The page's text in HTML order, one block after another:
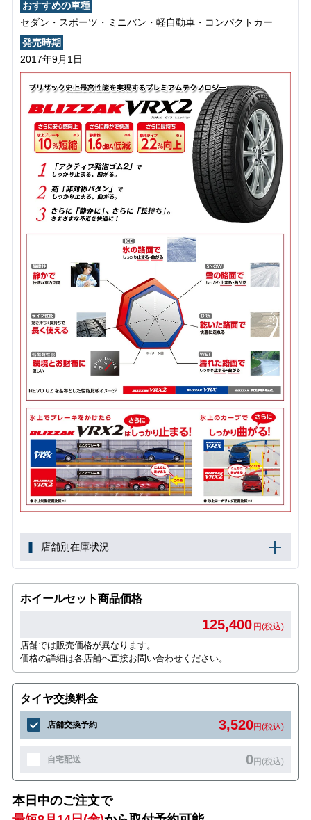
おすすめの車種
セダン・スポーツ・ミニバン・軽自動車・コンパクトカー
発売時期
2017年9月1日
店舗別在庫状況
ホイールセット商品価格
125,400 円(税込)
店舗では販売価格が異なります。
価格の詳細は各店舗へ直接お問い合わせください。
タイヤ交換料金
店舗交換予約 3,520円(税込)
自宅配送 0円(税込)
本日中のご注文で